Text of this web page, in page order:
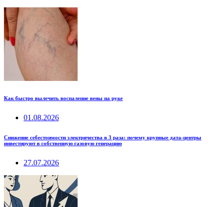
Как быстро вылечить воспаление вены на руке
01.08.2026
Снижение себестоимости электричества в 3 раза: почему крупные дата-центры
инвестируют в собственную газовую генерацию
27.07.2026